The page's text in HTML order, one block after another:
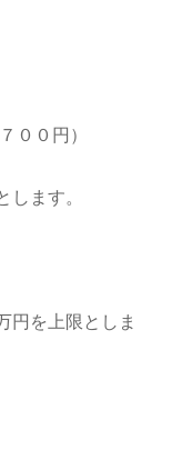
００円）
します。
円を上限としま